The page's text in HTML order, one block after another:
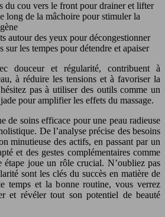
du cou vers le front pour drainer et lifter
long de la mâchoire pour stimuler la
autour des yeux pour décongestionner
sur les tempes pour détendre et apaiser
douceur et régularité, contribuent à
à réduire les tensions et à favoriser la
pas à utiliser des outils comme un
pour amplifier les effets du massage.
de soins efficace pour une peau radieuse
De l’analyse précise des besoins
minutieuse des actifs, en passant par un
et des gestes complémentaires comme
étape joue un rôle crucial. N’oubliez pas
sont les clés du succès en matière de
temps et la bonne routine, vous verrez
et révéler tout son potentiel de beauté